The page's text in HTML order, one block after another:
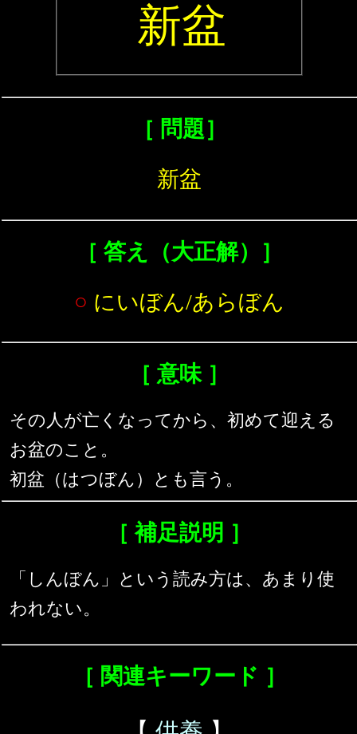
新盆
［ 問題］
新盆
［ 答え（大正解）］
○ にいぼん/あらぼん
［ 意味 ］
その人が亡くなってから、初めて迎える
お盆のこと。
初盆（はつぼん）とも言う。
［ 補足説明 ］
「しんぼん」という読み方は、あまり使
われない。
［ 関連キーワード ］